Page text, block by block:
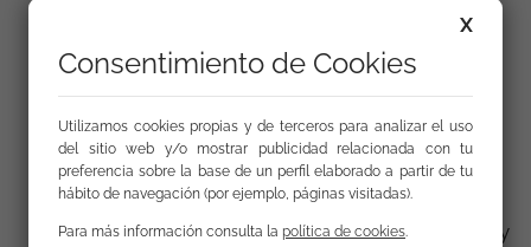
sociales que afectan a las mujeres en su proceso
de promoción personal y socio-laboral.
Intervención grupal con mujeres gitanas y de
manera comunitaria con otros miembros de su
comunidad, por ejemplo hombres gitanos de
distintas edades y otras mujeres gitanas no
destinatarias directas, como un elemento
esencial sensibilizador, preventivo, motivacional y
X
Consentimiento de Cookies
Utilizamos cookies propias y de terceros para analizar el uso
del sitio web y/o mostrar publicidad relacionada con tu
preferencia sobre la base de un perfil elaborado a partir de tu
hábito de navegación (por ejemplo, páginas visitadas).
Para más información consulta la política de cookies